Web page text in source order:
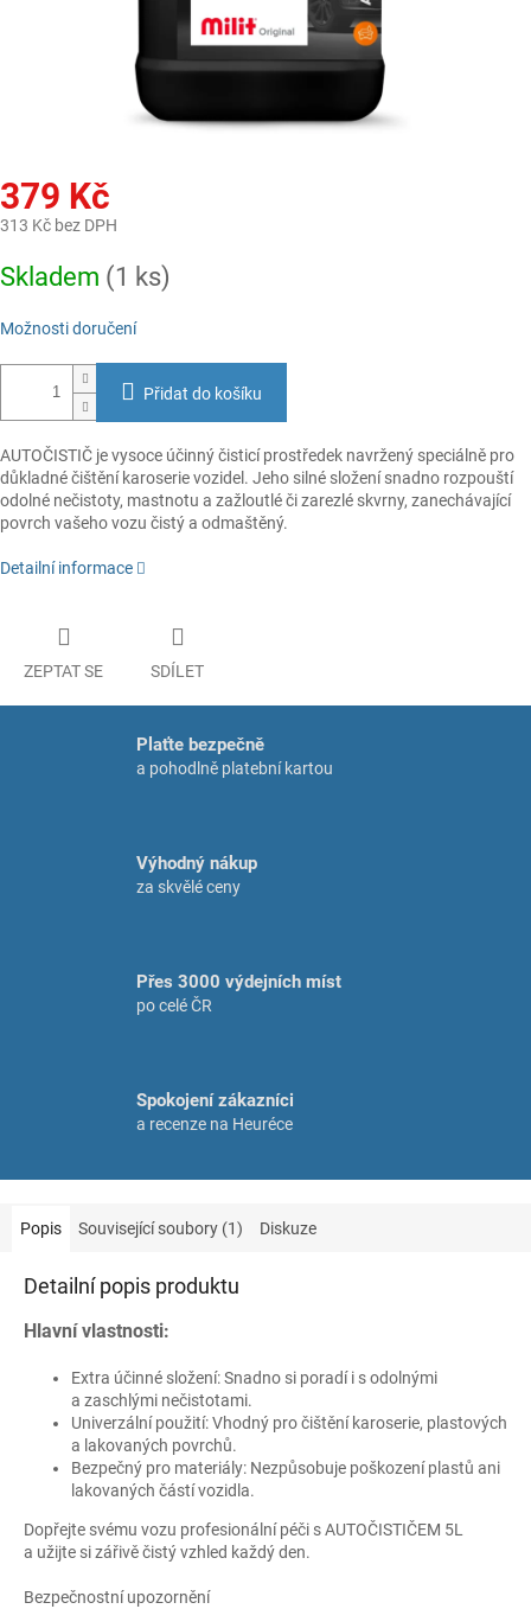
379 Kč
313 Kč bez DPH
cena:
Skladem (1 ks)
Možnosti doručení
Přidat do košíku
AUTOČISTIČ je vysoce účinný čisticí prostředek navržený speciálně pro
důkladné čištění karoserie vozidel. Jeho silné složení snadno rozpouští
odolné nečistoty, mastnotu a zažloutlé či zarezlé skvrny, zanechávající
povrch vašeho vozu čistý a odmaštěný.
Detailní informace
ZEPTAT SE SDÍLET
Plaťte bezpečně
a pohodlně platební kartou
Výhodný nákup
za skvělé ceny
Přes 3000 výdejních míst
po celé ČR
Spokojení zákazníci
a recenze na Heuréce
Popis Související soubory (1) Diskuze
Detailní popis produktu
Hlavní vlastnosti:
Extra účinné složení: Snadno si poradí i s odolnými
a zaschlými nečistotami.
Univerzální použití: Vhodný pro čištění karoserie, plastových
a lakovaných povrchů.
Bezpečný pro materiály: Nezpůsobuje poškození plastů ani
lakovaných částí vozidla.
Dopřejte svému vozu profesionální péči s AUTOČISTIČEM 5L
a užijte si zářivě čistý vzhled každý den.
Bezpečnostní upozornění